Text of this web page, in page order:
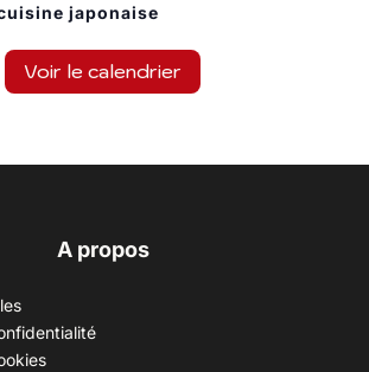
japonaise
Voir le calendrier
A propos